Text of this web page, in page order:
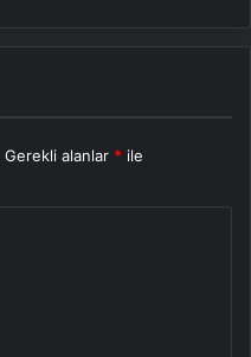
Gerekli alanlar * ile